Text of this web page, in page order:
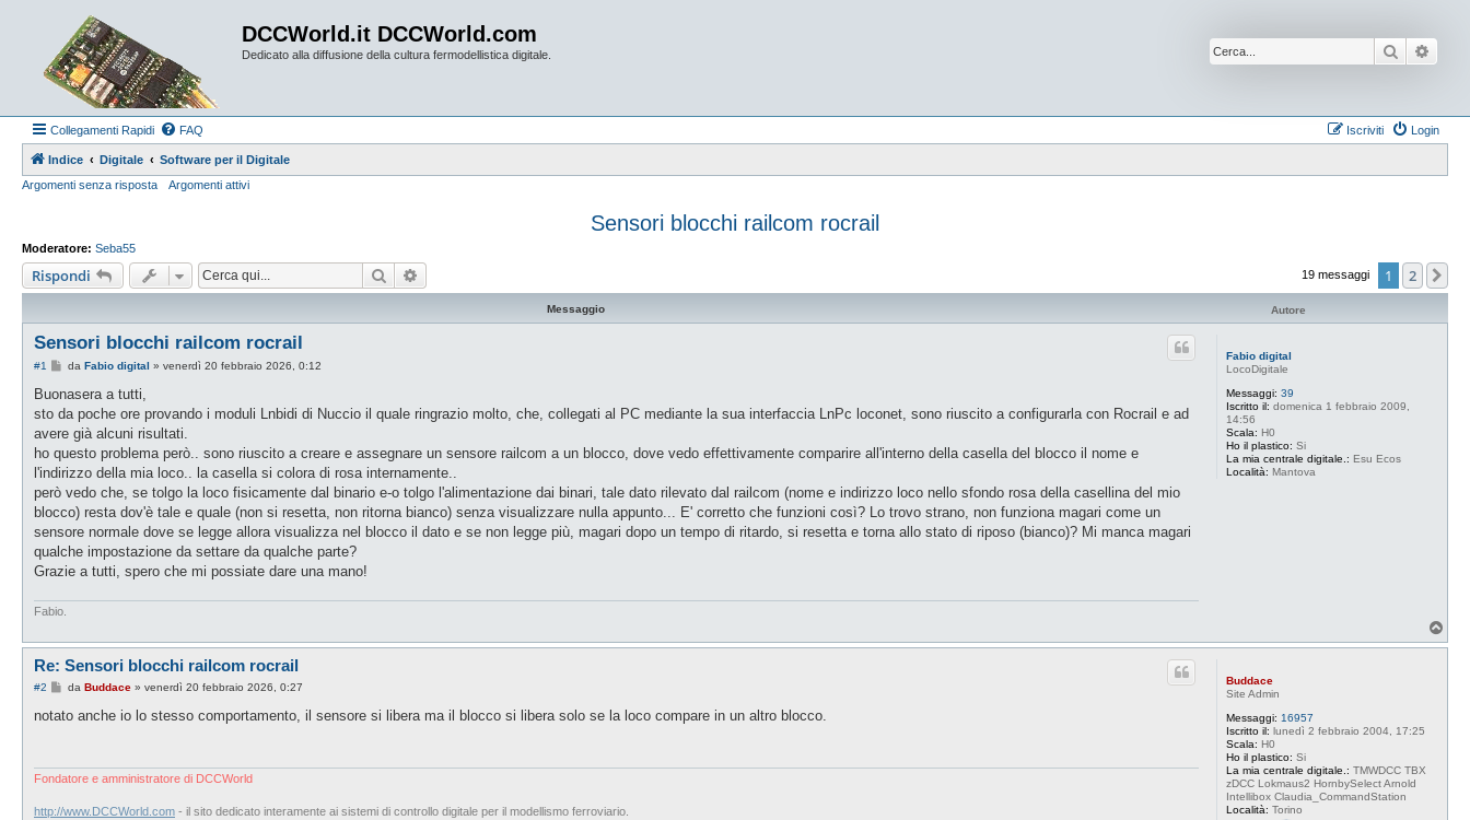
DCCWorld.it DCCWorld.com
Dedicato alla diffusione della cultura fermodellistica digitale. Cerca
Collegamenti Rapidi FAQ Login
Iscriviti
Indice Digitale
Software per il Digitale
Argomenti senza risposta
Argomenti attivi
Sensori blocchi railcom rocrail
Moderatore: Seba55
Rispondi Cerca 19 messaggi 1 2
Messaggio Autore
Fabio digital
LocoDigitale
Messaggi: 39
Iscritto il: domenica 1 febbraio 2009,
14:56
Scala: H0
Ho il plastico: Si
La mia centrale digitale.: Esu Ecos
Località: Mantova
Sensori blocchi railcom rocrail
#1
M
s
a
g
i
o
da Fabio digital » venerdì 20 febbraio 2026, 0:12
Buonasera a tutti,
sto da poche ore provando i moduli Lnbidi di Nuccio il quale ringrazio molto, che, collegati al PC mediante la sua interfaccia LnPc loconet, sono riuscito a configurarla con Rocrail e ad
avere già alcuni risultati.
ho questo problema però.. sono riuscito a creare e assegnare un sensore railcom a un blocco, dove vedo effettivamente comparire all'interno della casella del blocco il nome e
l'indirizzo della mia loco.. la casella si colora di rosa internamente..
però vedo che, se tolgo la loco fisicamente dal binario e-o tolgo l'alimentazione dai binari, tale dato rilevato dal railcom (nome e indirizzo loco nello sfondo rosa della casellina del mio
blocco) resta dov'è tale e quale (non si resetta, non ritorna bianco) senza visualizzare nulla appunto... E' corretto che funzioni così? Lo trovo strano, non funziona magari come un
sensore normale dove se legge allora visualizza nel blocco il dato e se non legge più, magari dopo un tempo di ritardo, si resetta e torna allo stato di riposo (bianco)? Mi manca magari
qualche impostazione da settare da qualche parte?
Grazie a tutti, spero che mi possiate dare una mano!
Fabio.
o
Buddace
Site Admin
Messaggi: 16957
Iscritto il: lunedì 2 febbraio 2004, 17:25
Scala: H0
Ho il plastico: Si
La mia centrale digitale.: TMWDCC TBX
zDCC Lokmaus2 HornbySelect Arnold
Intellibox Claudia_CommandStation
Località: Torino
Re: Sensori blocchi railcom rocrail
#2
M
s
i
da Buddace» venerdì 20 febbraio 2026, 0:27
notato anche io lo stesso comportamento, il sensore si libera ma il blocco si libera solo se la loco compare in un altro blocco.
Fondatore e amministratore di DCCWorld
http://www.DCCWorld.com - il sito dedicato interamente ai sistemi di controllo digitale per il modellismo ferroviario.